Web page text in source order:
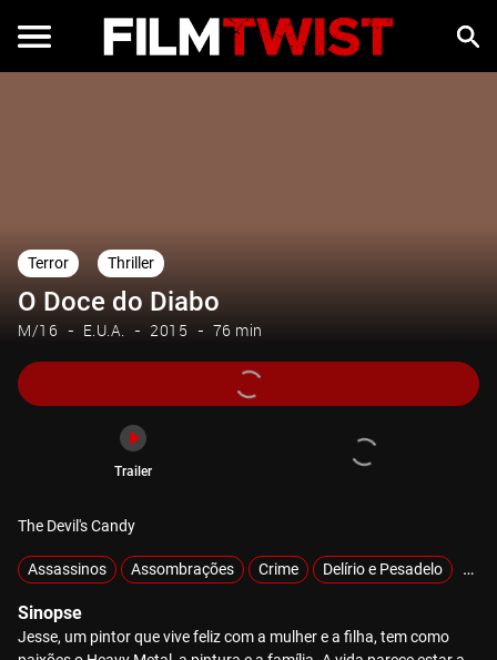
Terror Thriller
O Doce do Diabo
M/16 E.U.A. 2015 76 min
Trailer
The Devil's Candy
Assassinos Assombrações Crime Delírio e Pesadelo
Sinopse
Jesse, um pintor que vive feliz com a mulher e a filha, tem como